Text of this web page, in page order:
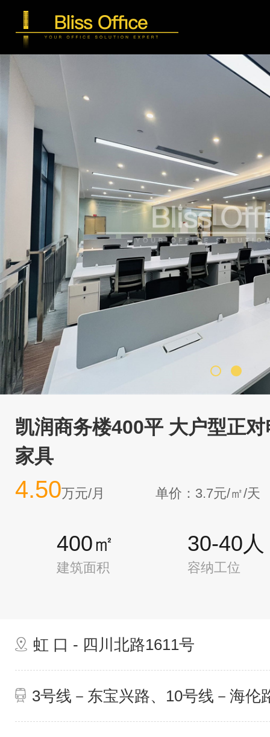
凯润商务楼400平 大户型正
家具
4.50万元/月 单价：3.7元/㎡/天
400㎡
建筑面积
30-40人
容纳工位
虹 口 - 四川北路1611号
3号线－东宝兴路、10号线－海伦